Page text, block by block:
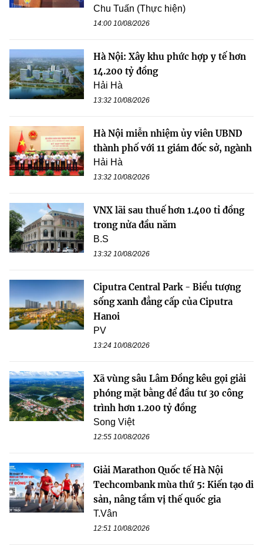
Chu Tuấn (Thực hiện)
14:00 10/08/2026
Hà Nội: Xây khu phức hợp y tế hơn
14.200 tỷ đồng
Hải Hà
13:32 10/08/2026
Hà Nội miễn nhiệm ủy viên UBND
thành phố với 11 giám đốc sở, ngành
Hải Hà
13:32 10/08/2026
VNX lãi sau thuế hơn 1.400 tỉ đồng
trong nửa đầu năm
B.S
13:32 10/08/2026
Ciputra Central Park - Biểu tượng
sống xanh đẳng cấp của Ciputra
Hanoi
PV
13:24 10/08/2026
Xã vùng sâu Lâm Đồng kêu gọi giải
phóng mặt bằng để đầu tư 30 công
trình hơn 1.200 tỷ đồng
Song Việt
12:55 10/08/2026
Giải Marathon Quốc tế Hà Nội
Techcombank mùa thứ 5: Kiến tạo di
sản, nâng tầm vị thế quốc gia
T.Vân
12:51 10/08/2026